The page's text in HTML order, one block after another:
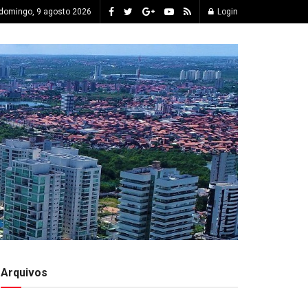
9 agosto 2026 Login
Arquivos